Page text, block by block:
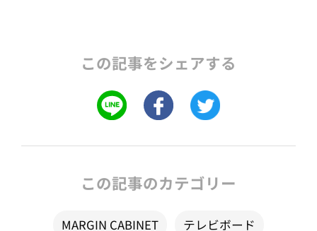
この記事をシェアする
この記事のカテゴリー
MARGIN CABINET テレビボード